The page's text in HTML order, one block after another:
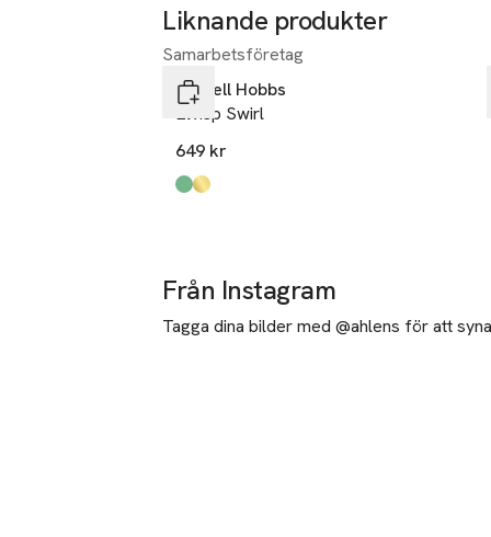
Liknande produkter
Hoppa över bildspelet
Samarbetsföretag
Russell Hobbs
Elvisp Swirl
649 kr
Produkten finns i färgerna:
turquoise
smoky quartz
Från Instagram
Tagga dina bilder med @ahlens för att